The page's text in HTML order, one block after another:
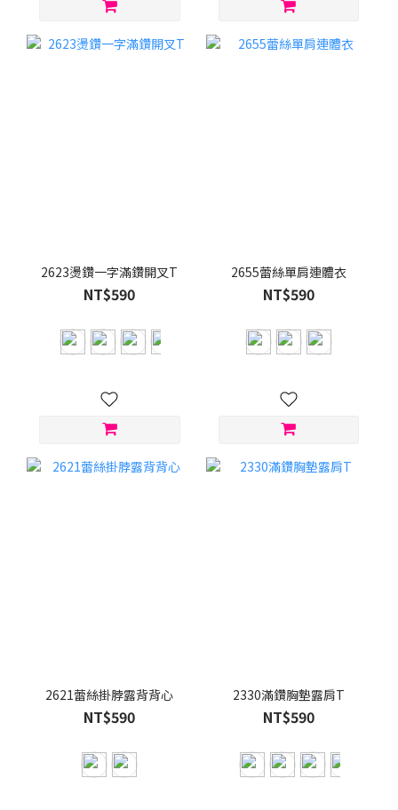
2623燙鑽一字滿鑽開叉T
NT$590
2655蕾絲單肩連體衣
NT$590
2621蕾絲掛脖露背背心
NT$590
2330滿鑽胸墊露肩T
NT$590